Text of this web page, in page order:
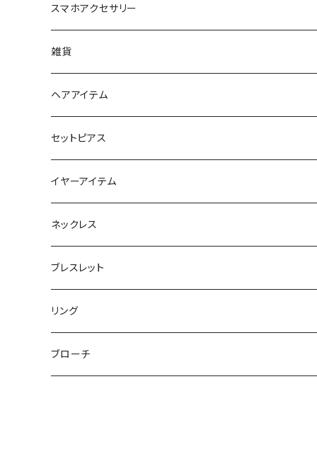
スマホアクセサリー
iPhoneケース
スマホリング＆グリップ
マルチショルダー
雑貨
ポーチ
マチ付きポーチ
フラットポーチ
スマートキーポーチ
チャーム / カラビナ
ウォレット / 財布
トートバッグ
パスケース
ミラー
ヘアアイテム
静電気軽減ヘアブレスレット
ポニーフック
テールクラッチ
シュシュット
キープスタイラー
ヘアピン
セットピアス
イヤーアイテム
ステンレスピアス
ピアス
イヤリング
セットピアス
ネックレス
ブレスレット
リング
ブローチ